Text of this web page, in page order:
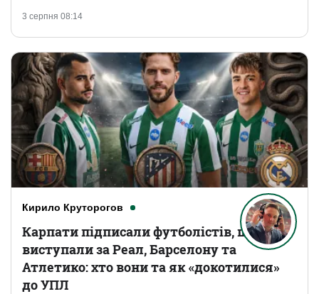
3 серпня 08:14
Кирило Круторогов
Карпати підписали футболістів, що
виступали за Реал, Барселону та
Атлетико: хто вони та як «докотилися»
до УПЛ